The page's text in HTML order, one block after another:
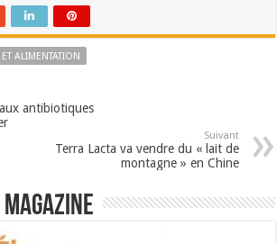
ALIMENTATION
antibiotiques
Suivant
Terra Lacta va vendre du « lait de
montagne » en Chine